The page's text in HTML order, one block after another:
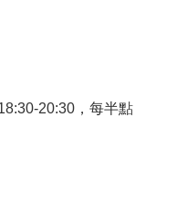
20:30，每半點